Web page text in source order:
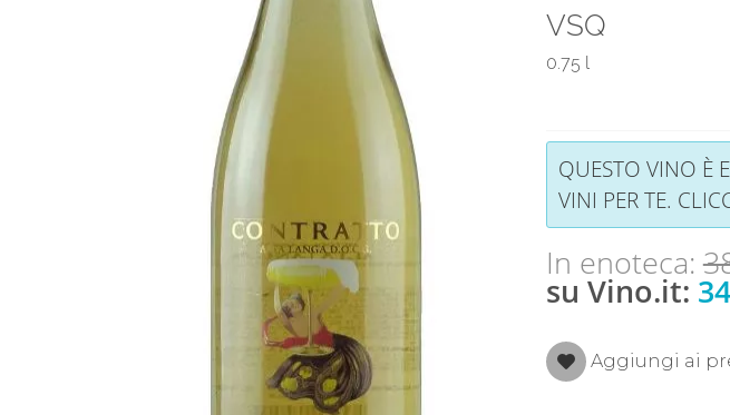
VSQ
0.75 l
QUESTO VINO È
VINI PER TE.
In enoteca:
su Vino.it:
Aggiungi ai